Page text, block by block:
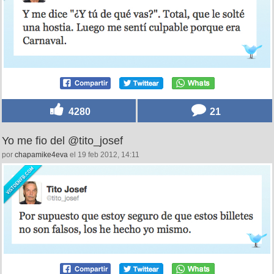
4280 21
Yo me fio del @tito_josef
por chapamike4eva el 19 feb 2012, 14:11